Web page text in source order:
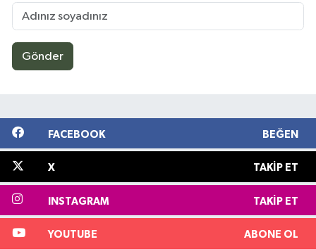
Gönder
FACEBOOK BEĞEN
X TAKIP ET
INSTAGRAM TAKIP ET
YOUTUBE ABONE OL